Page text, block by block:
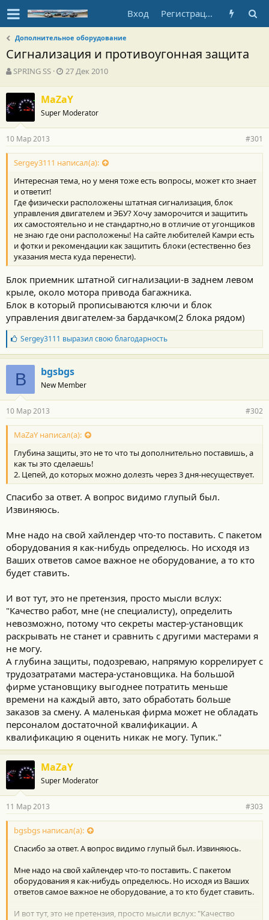
Вход Регистрация
Дополнительное оборудование
Сигнализация и противоугонная защита
А
т
о
т
е
м
ы
SPRING SS
Д
а
н
а
л
а
27 Дек 2010
MaZaY
Super Moderator
10 Мар 2013 #301
Sergey3111 написал(а):
Интересная тема, но у меня тоже есть вопросы, может кто знает
и ответит!
Где физически расположены штатная сигнализация, блок
управления двигателем и ЭБУ? Хочу заморочится и защитить
их самостоятельно и не стандартно,но в отличие от угонщиков
не знаю где они расположены! На сайте любителей Камри есть
и фотки и рекомендации как защитить блоки (естественно без
указания места куда перенести).
Блок приемник штатной сигнализации-в заднем левом
крыле, около мотора привода багажника.
Блок в который прописываются ключи и блок
управления двигателем-за бардачком(2 блока рядом)
Б
л
а
г
о
д
а
н
о
с
и
:
Sergey3111 выразил свою благодарность
B bgsbgs
New Member
10 Мар 2013 #302
MaZaY написал(а):
Глубина защиты, это не то что ты дополнительно поставишь, а
как ты это сделаешь!
2. Цепей, до которых можно долезть через 3 дня-несуществует.
Спасибо за ответ. А вопрос видимо глупый был.
Извиняюсь.
Мне надо на свой хайлендер что-то поставить. С пакетом
оборудования я как-нибудь определюсь. Но исходя из
Ваших ответов самое важное не оборудование, а то кто
будет ставить.
И вот тут, это не претензия, просто мысли вслух:
"Качество работ, мне (не специалисту), определить
невозможно, потому что секреты мастер-установщик
раскрывать не станет и сравнить с другими мастерами я
не могу.
А глубина защиты, подозреваю, напрямую коррелирует с
трудозатратами мастера-установщика. На большой
фирме установщику выгоднее потратить меньше
времени на каждый авто, зато обработать больше
заказов за смену. А маленькая фирма может не обладать
персоналом достаточной квалификации. А
квалификацию я оценить никак не могу. Тупик."
MaZaY
Super Moderator
11 Мар 2013 #303
bgsbgs написал(а):
Спасибо за ответ. А вопрос видимо глупый был. Извиняюсь.
Мне надо на свой хайлендер что-то поставить. С пакетом
оборудования я как-нибудь определюсь. Но исходя из Ваших
ответов самое важное не оборудование, а то кто будет ставить.
И вот тут, это не претензия, просто мысли вслух: "Качество